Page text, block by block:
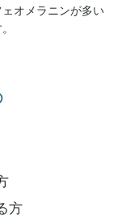
オメラニンが多い
方